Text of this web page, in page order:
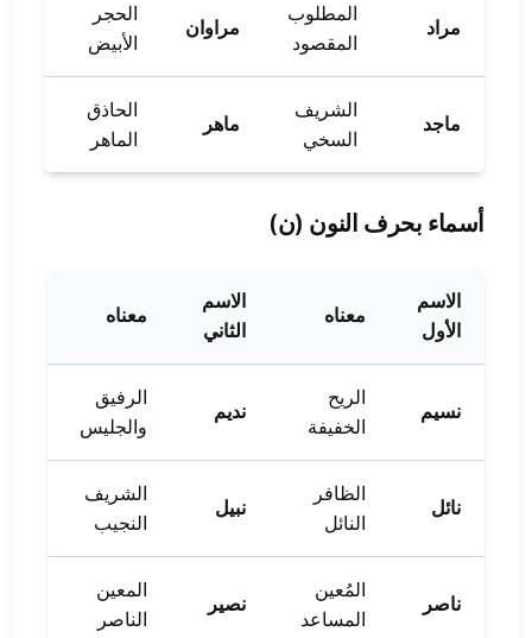
مراد
المطلوب
المقصود
مراوان
الحجر
الأبيض
ماجد
الشريف
السخي
ماهر
الحاذق
الماهر
أسماء بحرف النون (ن)
الاسم
الأول
معناه
الاسم
الثاني
معناه
نسيم
الريح
الخفيفة
نديم
الرفيق
والجليس
نائل
الظافر
النائل
نبيل
الشريف
النجيب
ناصر
المُعين
المساعد
نصير
المعين
الناصر